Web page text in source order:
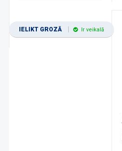
IELIKT GROZĀ Ir veikalā